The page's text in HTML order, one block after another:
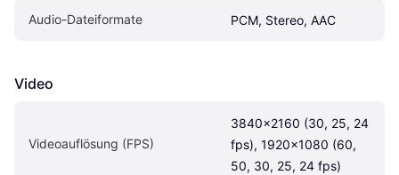
Audio-Dateiformate PCM, Stereo, AAC
Video
Videoauflösung (FPS)
3840×2160 (30, 25, 24
fps), 1920x1080 (60,
50, 30, 25, 24 fps)